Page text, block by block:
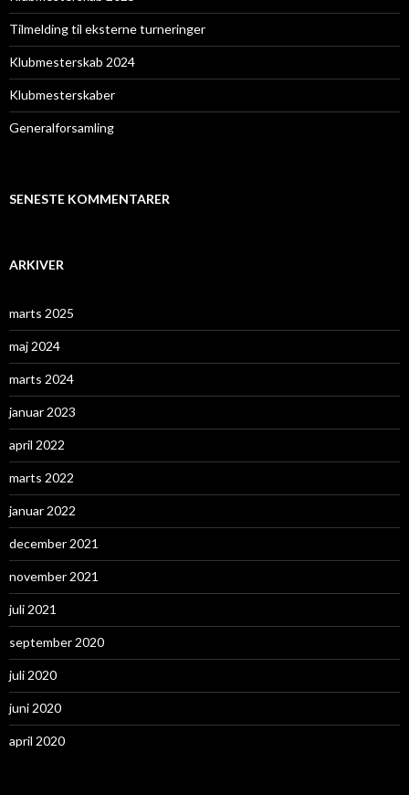
Tilmelding til eksterne turneringer
Klubmesterskab 2024
Klubmesterskaber
Generalforsamling
SENESTE KOMMENTARER
ARKIVER
marts 2025
maj 2024
marts 2024
januar 2023
april 2022
marts 2022
januar 2022
december 2021
november 2021
juli 2021
september 2020
juli 2020
juni 2020
april 2020